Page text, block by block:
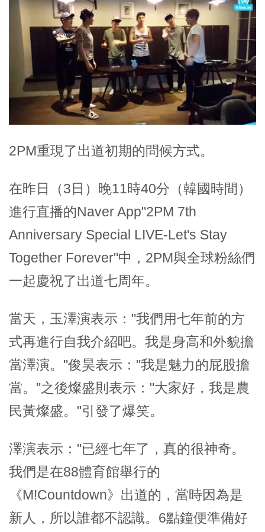
2PM重現了出道初期的問候方式。
在昨日（3日）晚11時40分（韓國時間）
進行直播的Naver App"2PM 7th
Anniversary Special LIVE-Let's Stay
Together Forever"中，2PM與全球粉絲們
一起慶祝了出道七周年。
當天，玉澤演表示："我們用七年前的方
式再進行自我介紹吧。我是身高和外貌擔
當澤演。"俊昊表示："我是魅力的屁股擔
當。"之後燦盛則表示："大家好，我是農
民黃燦盛。"引發了爆笑。
澤演表示："已經七年了，真的很神奇。
我們是在88體育館舉行的
《M!Countdown》出道的，當時因為是
新人，所以誰都不認識。6點鐘便準備好